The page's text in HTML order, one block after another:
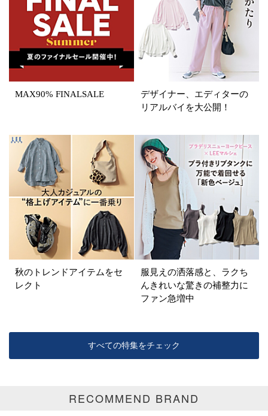
ベージュ オレンジ
イエロー レッド ピンク
ブルー
ゴールド シルバー マルチ
MAX90% FINALSALE
デザイナー、エディターの
リアルバイを大公開！
秋のトレンドアイテムをセ
レクト
服見えの洒落感と、ラクち
んきれいな驚きの補整力に
ファン急増中
すべての特集をチェック
RECOMMEND BRAND